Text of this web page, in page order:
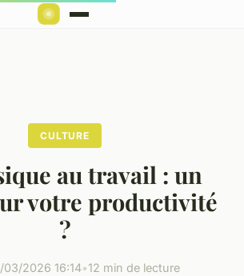
CULTURE
au travail : un
votre productivité
?
03/2026 16:14•12 min de lecture